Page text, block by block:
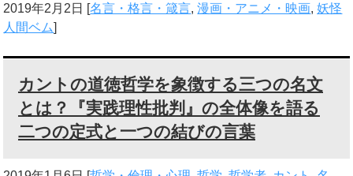
2019年2月2日 [名言・格言・箴言,漫画・アニメ・映画,妖怪
人間ベム]
カントの道徳哲学を象徴する三つの名文
とは？『実践理性批判』の全体像を語る
二つの定式と一つの結びの言葉